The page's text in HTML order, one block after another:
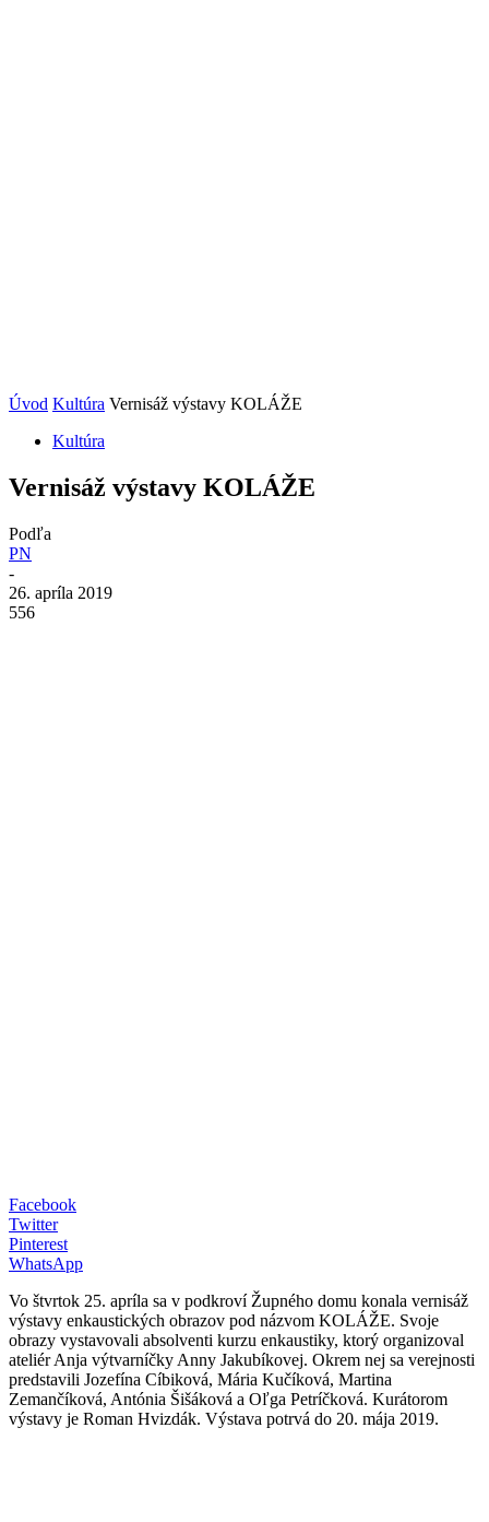
Úvod Kultúra Vernisáž výstavy KOLÁŽE
Kultúra
Vernisáž výstavy KOLÁŽE
Podľa
PN
-
26. apríla 2019
556
Facebook
Twitter
Pinterest
WhatsApp
Vo štvrtok 25. apríla sa v podkroví Župného domu konala vernisáž
výstavy enkaustických obrazov pod názvom KOLÁŽE. Svoje
obrazy vystavovali absolventi kurzu enkaustiky, ktorý organizoval
ateliér Anja výtvarníčky Anny Jakubíkovej. Okrem nej sa verejnosti
predstavili Jozefína Cíbiková, Mária Kučíková, Martina
Zemančíková, Antónia Šišáková a Oľga Petríčková. Kurátorom
výstavy je Roman Hvizdák. Výstava potrvá do 20. mája 2019.